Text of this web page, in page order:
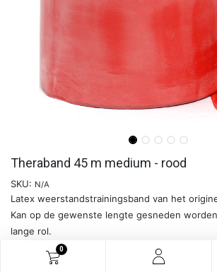
0
Theraband 45 m medium - rood
SKU: N/A
Latex weerstandstrainingsband van het
Kan op de gewenste lengte gesneden
lange rol.